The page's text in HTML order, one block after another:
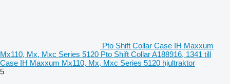
Pto Shift Collar Case IH Maxxum
Mx110, Mx, Mxc Series 5120 Pto Shift Collar A188916, 1341 till
Case IH Maxxum Mx110, Mx, Mxc Series 5120 hjultraktor
5